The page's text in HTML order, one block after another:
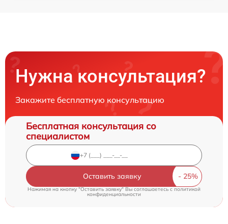
Нужна консультация?
Закажите бесплатную консультацию
Бесплатная консультация со
специалистом
Оставить заявку
Нажимая на кнопку "Оставить заявку" Вы соглашаетесь cполитикой
конфиденциальности